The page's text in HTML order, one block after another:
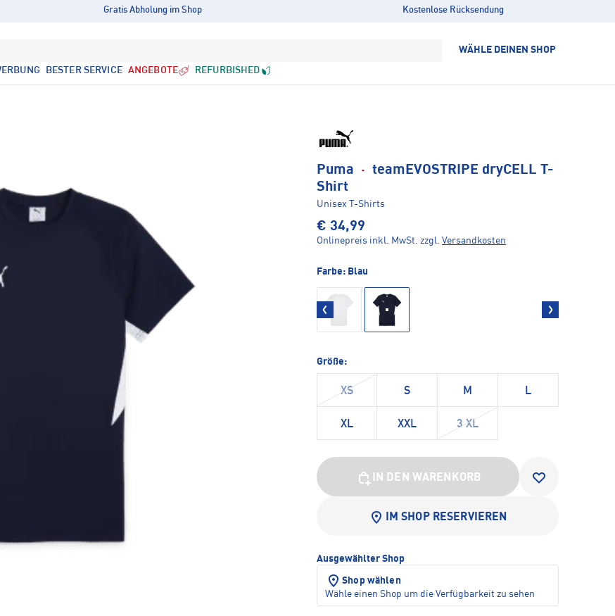
Gratis Abholung im Shop Kostenlose Rücksendung
WÄHLE DEINEN SHOP
BESTER SERVICE ANGEBOTE REFURBISHED
Puma · teamEVOSTRIPE dryCELL T-
Shirt
Unisex T-Shirts
€ 34,99
Onlinepreis inkl. MwSt. zzgl. Versandkosten
Farbe: Blau
Größe:
XS S M L
XL XXL 3 XL
IN DEN WARENKORB
IM SHOP RESERVIEREN
Ausgewählter Shop
Shop wählen
Wähle einen Shop um die Verfügbarkeit zu sehen